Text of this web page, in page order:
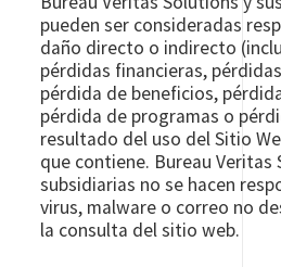
pueden ser consideradas
daño directo o indirecto
pérdidas financieras,
pérdida de beneficios,
pérdida de programas o
resultado del uso del Sitio
que contiene. Bureau Veritas
subsidiarias no se hacen
virus, malware o correo no
la consulta del sitio web.